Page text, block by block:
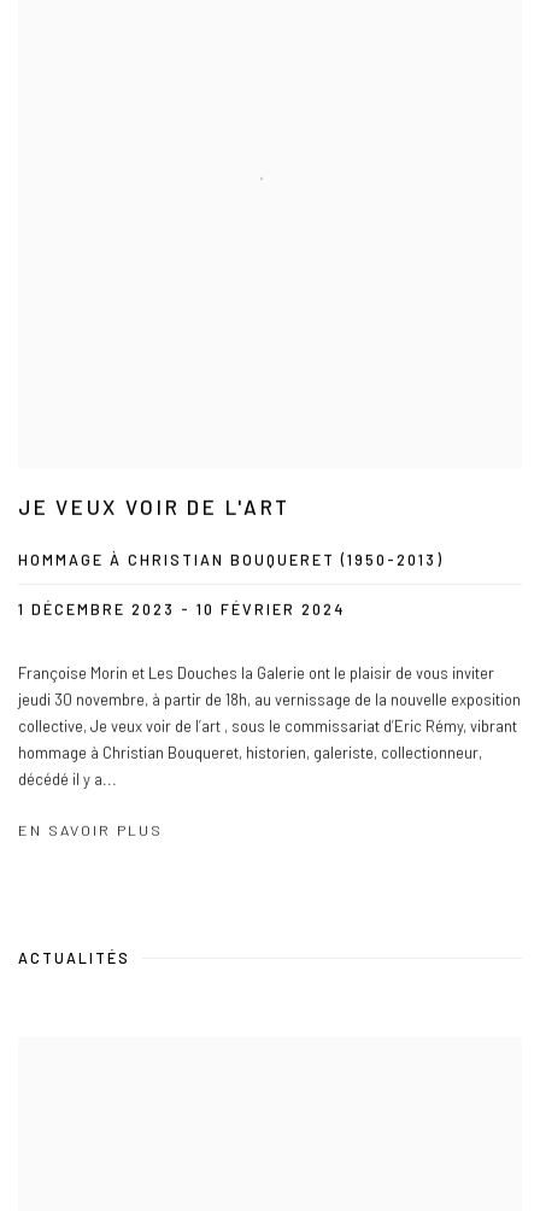
JE VEUX VOIR DE L'ART
HOMMAGE À CHRISTIAN BOUQUERET (1950-2013)
1 DÉCEMBRE 2023 - 10 FÉVRIER 2024
Françoise Morin et Les Douches la Galerie ont le plaisir de vous inviter
jeudi 30 novembre, à partir de 18h, au vernissage de la nouvelle exposition
collective, Je veux voir de l’art , sous le commissariat d’Eric Rémy, vibrant
hommage à Christian Bouqueret, historien, galeriste, collectionneur,
décédé il y a...
EN SAVOIR PLUS
ACTUALITÉS